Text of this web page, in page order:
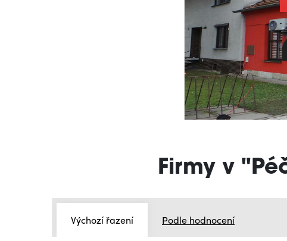
Firmy v
Výchozí řazení Podle hodnocení